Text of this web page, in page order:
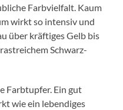
Farbvielfalt. Kaum
wirkt so intensiv und
über kräftiges Gelb bis
Schwarz-
Farbtupfer. Ein gut
wie ein lebendiges